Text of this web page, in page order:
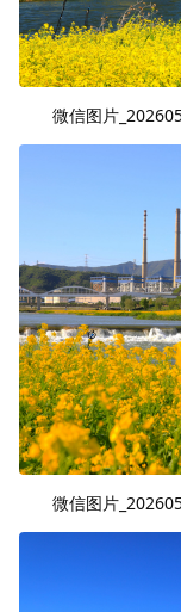
微信图片
微信图片